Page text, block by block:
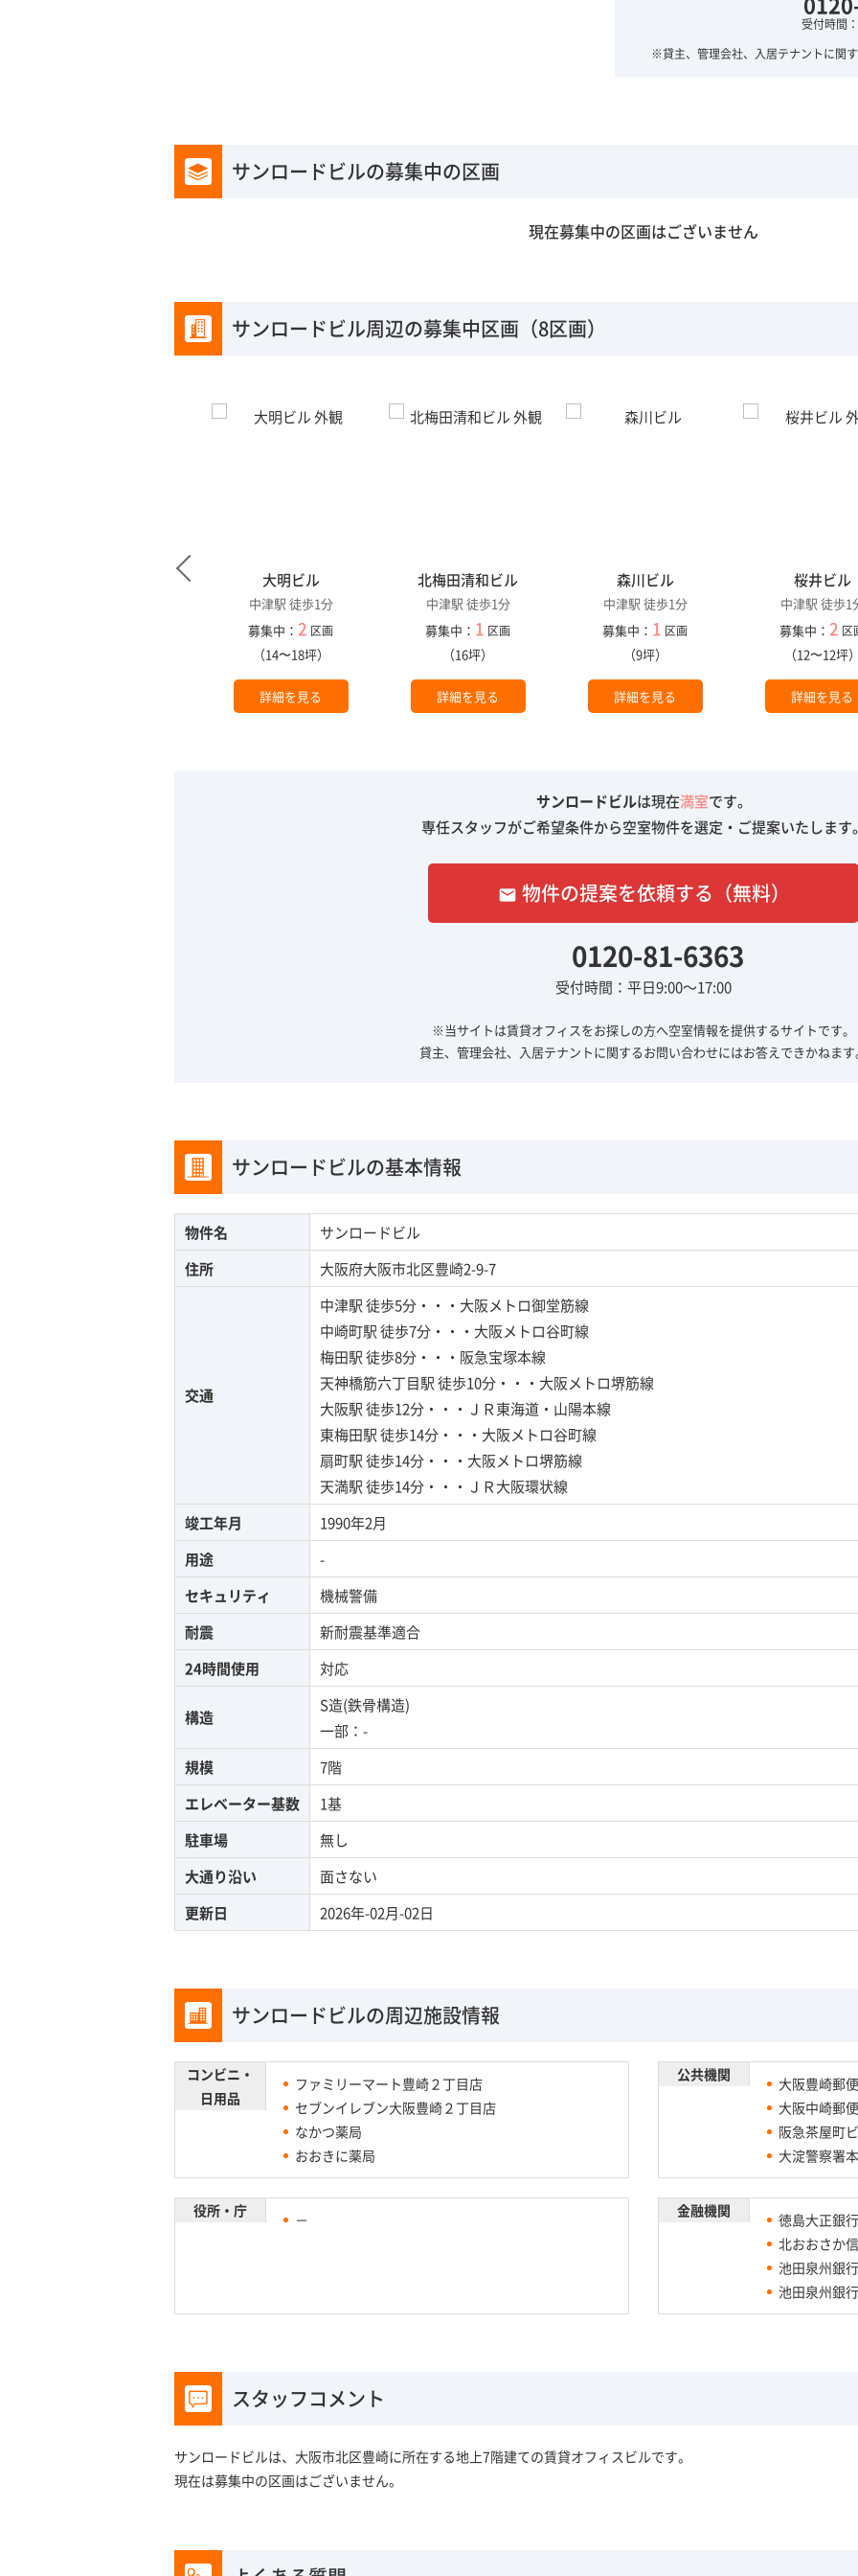
受付時間
※貸主、管理会社、入居テナントに関
サンロードビルの募集中の区画
現在募集中の区画はございません
サンロードビル周辺の募集中区画（8区画）
大明ビル
中津駅 徒歩1分
募集中：2 区画
（14〜18坪）
詳細を見る
北梅田清和ビル
中津駅 徒歩1分
募集中： 1 区画
（16坪）
詳細を見る
森川ビル
中津駅 徒歩1分
募集中： 1 区画
（9坪）
詳細を見る
桜井ビル
中津駅 徒歩1
募集中：2 区
（12〜12坪
詳細を見る
サンロードビルは現在満室です。
専任スタッフがご希望条件から空室物件を選定・ご提案いたします
email 物件の提案を依頼する（無料）
0120-81-6363
受付時間：平日9:00～17:00
※当サイトは賃貸オフィスをお探しの方へ空室情報を提供するサイトです。
貸主、管理会社、入居テナントに関するお問い合わせにはお答えできかねま
サンロードビルの基本情報
物件名
サンロードビル
住所
大阪府大阪市北区豊崎2-9-7
交通
中津駅徒歩5分・・・大阪メトロ御堂筋線
中崎町駅徒歩7分・・・大阪メトロ谷町線
梅田駅徒歩8分・・・阪急宝塚本線
天神橋筋六丁目駅徒歩10分・・・大阪メトロ堺筋線
大阪駅徒歩12分・・・ＪＲ東海道・山陽本線
東梅田駅徒歩14分・・・大阪メトロ谷町線
扇町駅徒歩14分・・・大阪メトロ堺筋線
天満駅徒歩14分・・・ＪＲ大阪環状線
竣工年月
1990年2月
用途
-
セキュリティ
機械警備
耐震
新耐震基準適合
24時間使用
対応
構造
S造(鉄骨構造)
一部：-
規模
7階
エレベーター基数
1基
駐車場
無し
大通り沿い
面さない
更新日
2026年-02月-02日
サンロードビルの周辺施設情報
コンビニ・
日用品
ファミリーマート豊崎２丁目店
セブンイレブン大阪豊崎２丁目店
なかつ薬局
おおきに薬局
公共機関
大阪豊崎郵
大阪中崎郵
阪急茶屋町
大淀警察署
役所・庁 － 金融機関
徳島大正銀
北おおさか
池田泉州銀
池田泉州銀
スタッフコメント
サンロードビルは、大阪市北区豊崎に所在する地上7階建ての賃貸オフィスビルです。
現在は募集中の区画はございません。